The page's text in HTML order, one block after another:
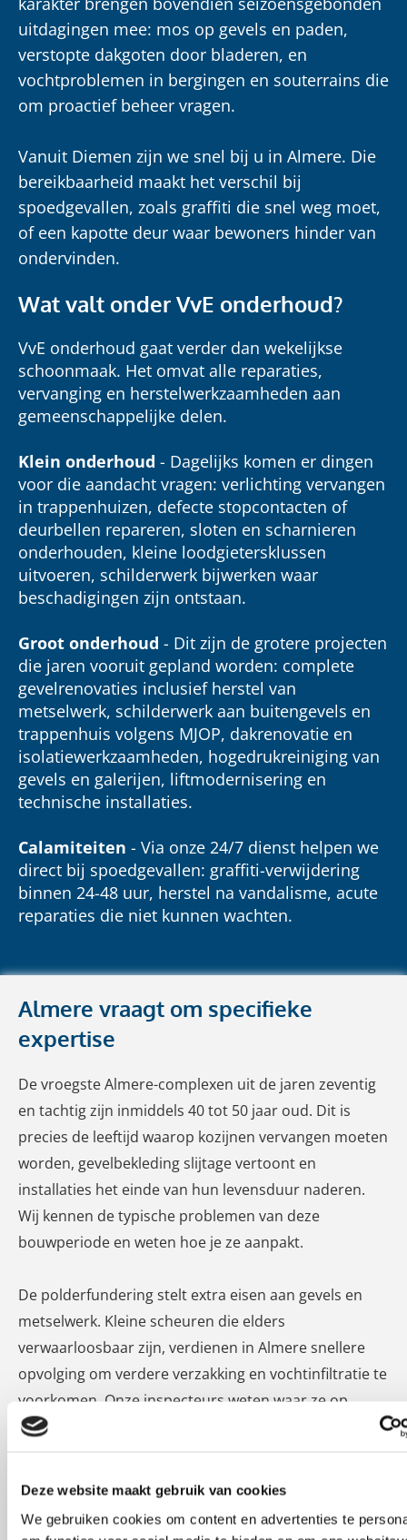
Deze website maakt gebruik van cookies
We gebruiken cookies om content en advertenties te
uitdagingen mee: mos op gevels en paden,
verstopte dakgoten door bladeren, en
vochtproblemen in bergingen en souterrains die
om proactief beheer vragen.
Vanuit Diemen zijn we snel bij u in Almere. Die
bereikbaarheid maakt het verschil bij
spoedgevallen, zoals graffiti die snel weg moet,
of een kapotte deur waar bewoners hinder van
ondervinden.
Wat valt onder VvE onderhoud?
VvE onderhoud gaat verder dan wekelijkse
schoonmaak. Het omvat alle reparaties,
vervanging en herstelwerkzaamheden aan
gemeenschappelijke delen.
Klein onderhoud - Dagelijks komen er dingen
voor die aandacht vragen: verlichting vervangen
in trappenhuizen, defecte stopcontacten of
deurbellen repareren, sloten en scharnieren
onderhouden, kleine loodgietersklussen
uitvoeren, schilderwerk bijwerken waar
beschadigingen zijn ontstaan.
Groot onderhoud - Dit zijn de grotere projecten
die jaren vooruit gepland worden: complete
gevelrenovaties inclusief herstel van
metselwerk, schilderwerk aan buitengevels en
trappenhuis volgens MJOP, dakrenovatie en
isolatiewerkzaamheden, hogedrukreiniging van
gevels en galerijen, liftmodernisering en
technische installaties.
Calamiteiten - Via onze 24/7 dienst helpen we
direct bij spoedgevallen: graffiti-verwijdering
binnen 24-48 uur, herstel na vandalisme, acute
reparaties die niet kunnen wachten.
Almere vraagt om specifieke
expertise
De vroegste Almere-complexen uit de jaren zeventig
en tachtig zijn inmiddels 40 tot 50 jaar oud. Dit is
precies de leeftijd waarop kozijnen vervangen moeten
worden, gevelbekleding slijtage vertoont en
installaties het einde van hun levensduur naderen.
Wij kennen de typische problemen van deze
bouwperiode en weten hoe je ze aanpakt.
De polderfundering stelt extra eisen aan gevels en
metselwerk. Kleine scheuren die elders
verwaarloosbaar zijn, verdienen in Almere snellere
opvolging om verdere verzakking en vochtinfiltratie te
voorkomen. Onze inspecteurs weten waar ze op
moeten letten.
maar kwetsbare installaties, grote glaspartijen die